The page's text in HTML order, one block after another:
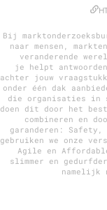
9 sept: GenAI-
Adverteren
Events
Opleidingen
Vacatures
Academy
Partners
Bij
naar mensen,
veranderende
je helpt
achter jouw
onder één dak
die organisaties in
doen dit door het
combineren en
garanderen:
gebruiken we onze
Agile en
slimmer en
namelijk